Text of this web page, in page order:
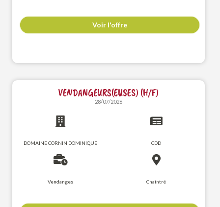
Voir l'offre
VENDANGEURS(EUSES) (H/F)
28/07/2026
DOMAINE CORNIN DOMINIQUE CDD
Vendanges Chaintré